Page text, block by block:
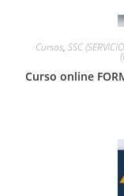
Cursos, SSC
Curso online